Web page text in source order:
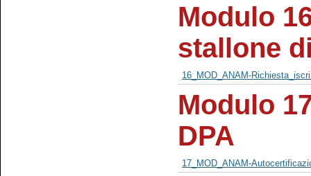
Modulo
stallone
16_MOD_ANAM-
Modulo
DPA
17_MOD_ANAM-